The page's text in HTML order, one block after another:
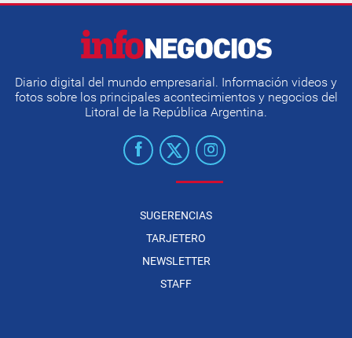
Diario digital del mundo empresarial. Información videos y
fotos sobre los principales acontecimientos y negocios del
Litoral de la República Argentina.
SUGERENCIAS
TARJETERO
NEWSLETTER
STAFF